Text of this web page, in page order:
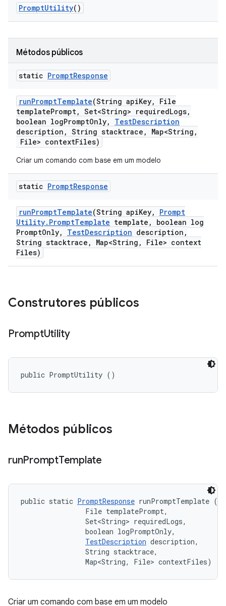
PromptUtility()
Métodos públicos
static PromptResponse
runPromptTemplate(String apiKey,
File
templatePrompt, Set<String> requiredLogs,
boolean logPromptOnly, TestDescription
description , String stacktrace , Map<String ,
File> contextFiles)
Criar um comando com base em um modelo
static PromptResponse
runPromptTemplate(String apiKey,
Prompt
Utility. PromptTemplate template ,
boolean log
PromptOnly, TestDescription description ,
String stacktrace , Map<String ,
File> context
Files)
Construtores públicos
PromptUtility
public PromptUtility ()
Métodos públicos
runPromptTemplate
public static PromptResponse runPromptTemplate
                File templatePrompt,
                Set<String> requiredLogs,
                boolean logPromptOnly,
TestDescription description,
                String stacktrace,
                Map<String, File> contextFiles)
Criar um comando com base em um modelo